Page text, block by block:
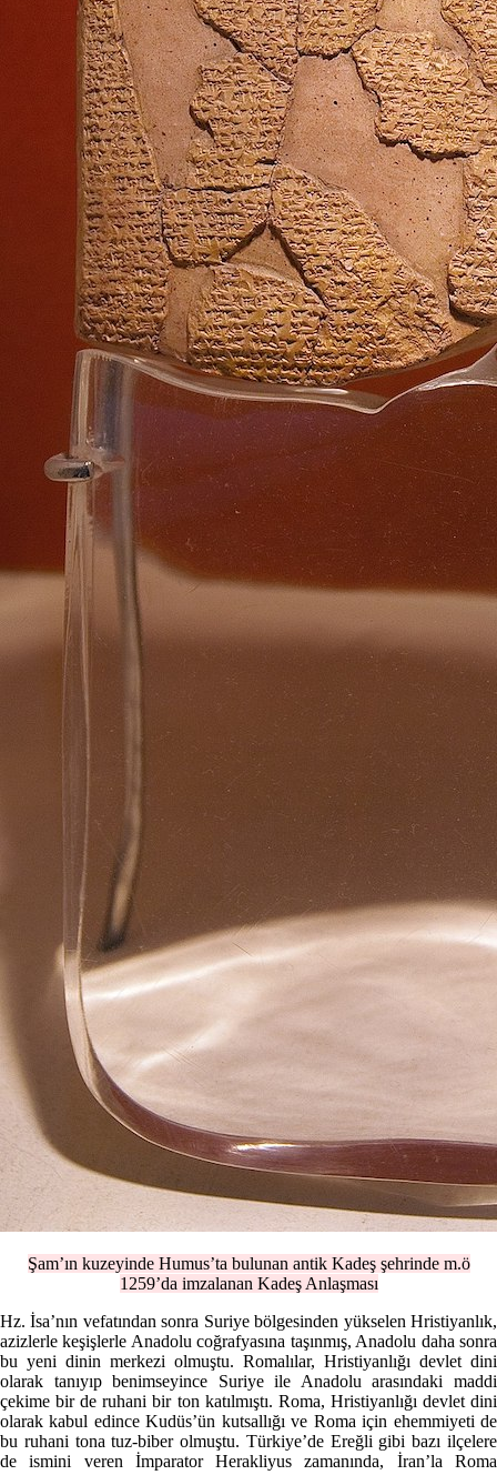
Şam’ın kuzeyinde Humus’ta bulunan antik Kadeş şehrinde m.ö
1259’da imzalanan Kadeş Anlaşması
Hz. İsa’nın vefatından sonra Suriye bölgesinden yükselen Hristiyanlık,
azizlerle keşişlerle Anadolu coğrafyasına taşınmış, Anadolu daha sonra
bu yeni dinin merkezi olmuştu. Romalılar, Hristiyanlığı devlet dini
olarak tanıyıp benimseyince Suriye ile Anadolu arasındaki maddi
çekime bir de ruhani bir ton katılmıştı. Roma, Hristiyanlığı devlet dini
olarak kabul edince Kudüs’ün kutsallığı ve Roma için ehemmiyeti de
bu ruhani tona tuz-biber olmuştu. Türkiye’de Ereğli gibi bazı ilçelere
de ismini veren İmparator Herakliyus zamanında, İran’la Roma